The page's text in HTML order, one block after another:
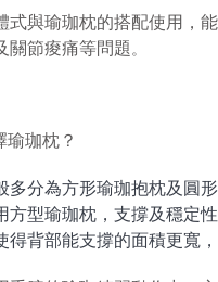
式與瑜珈枕的搭配使用，能
關節痠痛等問題。
瑜珈枕？
多分為方形瑜珈抱枕及圓
方型瑜珈枕，支撐及穩定
得背部能支撐的面積更寬，